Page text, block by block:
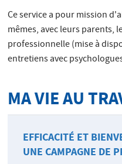
Ce service a pour mission
mêmes, avec leurs parents,
professionnelle (mise à
entretiens avec
MA VIE AU
EFFICACITÉ ET
UNE CAMPAGNE DE